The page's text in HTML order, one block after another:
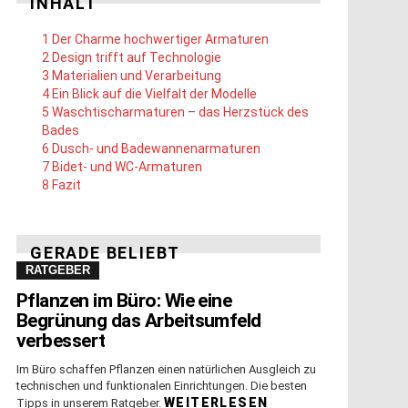
1 Der Charme hochwertiger Armaturen
2 Design trifft auf Technologie
3 Materialien und Verarbeitung
4 Ein Blick auf die Vielfalt der Modelle
5 Waschtischarmaturen – das Herzstück des
Bades
6 Dusch- und Badewannenarmaturen
7 Bidet- und WC-Armaturen
8 Fazit
GERADE BELIEBT
RATGEBER
Pflanzen im Büro: Wie eine
Begrünung das Arbeitsumfeld
verbessert
Im Büro schaffen Pflanzen einen natürlichen Ausgleich zu
technischen und funktionalen Einrichtungen. Die besten
Tipps in unserem Ratgeber. WEITERLESEN